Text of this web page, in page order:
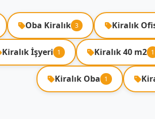
Oba Kiralık 3 Kiralık
Kiralık İşyeri 1 Kiralık 40 m2 1
Kiralık Oba 1